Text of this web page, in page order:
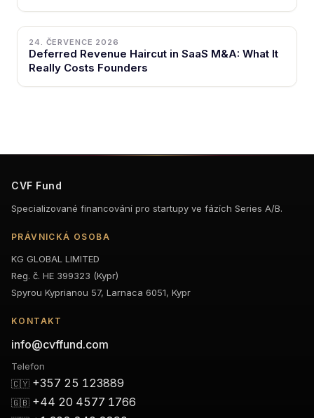
24. ČERVENCE 2026
Deferred Revenue Haircut in SaaS M&A: What It
Really Costs Founders
CVF Fund
Specializované financování pro startupy ve fázích Series A/B.
PRÁVNICKÁ OSOBA
KG GLOBAL LIMITED
Reg. č. HE 399323 (Kypr)
Spyrou Kyprianou 57, Larnaca 6051, Kypr
KONTAKT
info@cvffund.com
Telefon
🇨🇾 +357 25 123889
🇬🇧 +44 20 4577 1766